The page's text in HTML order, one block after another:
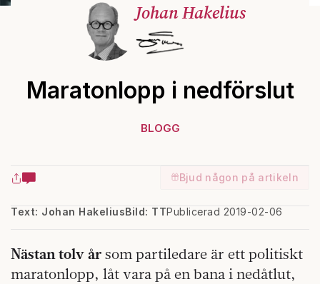
Johan Hakelius
Maratonlopp i nedförslut
BLOGG
Bjud någon på artikeln
Text: Johan Hakelius Publicerad 2019-02-06
Bild: TT
Nästan tolv år som partiledare är ett politiskt
maratonlopp, låt vara på en bana i nedåtlut,